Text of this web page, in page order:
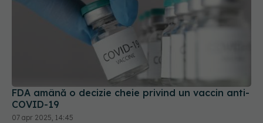
FDA amână o decizie cheie privind un vaccin anti-
COVID-19
07 apr 2025, 14:45